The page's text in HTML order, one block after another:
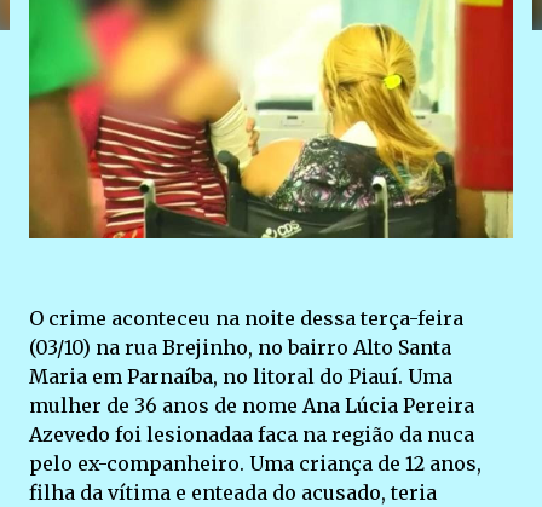
O crime aconteceu na noite dessa terça-feira
(03/10) na rua Brejinho, no bairro Alto Santa
Maria em Parnaíba, no litoral do Piauí. Uma
mulher de 36 anos de nome Ana Lúcia Pereira
Azevedo foi lesionadaa faca na região da nuca
pelo ex-companheiro. Uma criança de 12 anos,
filha da vítima e enteada do acusado, teria